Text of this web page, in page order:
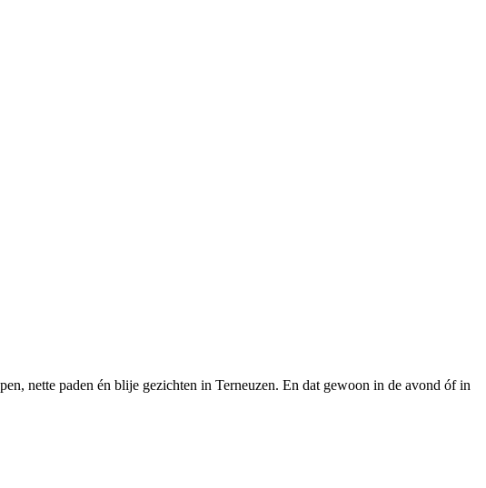
nette paden én blije gezichten in Terneuzen. En dat gewoon in de avond óf in